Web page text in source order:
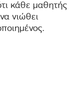
κάθε μαθητής
νιώθει